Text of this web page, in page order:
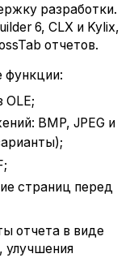
разработки.
6, CLX и Kylix,
отчетов.
функции:
OLE;
BMP, JPEG и
страниц перед
отчета в виде
улучшения